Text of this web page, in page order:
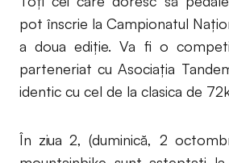
pot înscrie la Campionatul
a doua ediție. Va fi o
parteneriat cu Asociația
identic cu cel de la clasica de
În ziua 2, (duminică, 2